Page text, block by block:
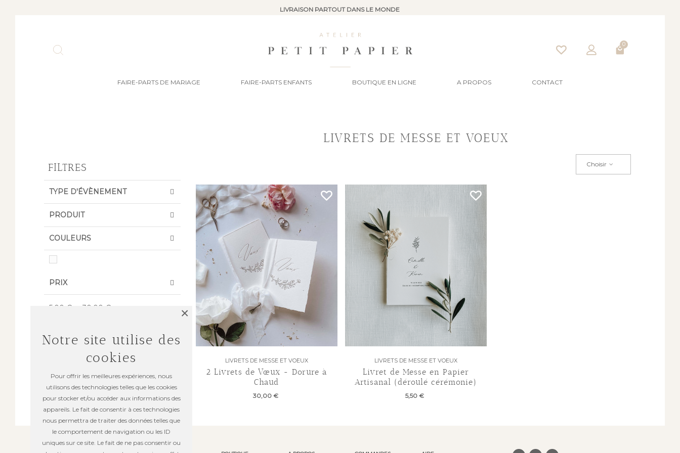
LIVRAISON PARTOUT DANS LE MONDE
0
FAIRE-PARTS DE MARIAGE FAIRE-PARTS ENFANTS BOUTIQUE EN LIGNE A PROPOS CONTACT
FILTRES
TYPE D'ÉVÈNEMENT
PRODUIT
COULEURS
PRIX
5,00 € 30,00 €
LIVRETS DE MESSE ET VOEUX
Choisir
LIVRETS DE MESSE ET VOEUX
2 Livrets de Vœux - Dorure à
Chaud
30,00 €
LIVRETS DE MESSE ET VOEUX
Livret de Messe en Papier
Artisanal (déroulé cérémonie)
5,50 €
Notre site utilise des
cookies
Pour offrir les meilleures expériences, nous
utilisons des technologies telles que les cookies
pour stocker et/ou accéder aux informations des
appareils. Le fait de consentir à ces technologies
nous permettra de traiter des données telles que
le comportement de navigation ou les ID
uniques sur ce site. Le fait de ne pas consentir ou
×